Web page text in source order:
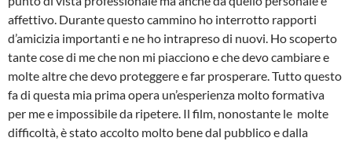
affettivo. Durante questo cammino ho interrotto rapporti
d’amicizia importanti e ne ho intrapreso di nuovi. Ho scoperto
tante cose di me che non mi piacciono e che devo cambiare e
molte altre che devo proteggere e far prosperare. Tutto questo
fa di questa mia prima opera un’esperienza molto formativa
per me e impossibile da ripetere. Il film, nonostante le molte
difficoltà, è stato accolto molto bene dal pubblico e dalla